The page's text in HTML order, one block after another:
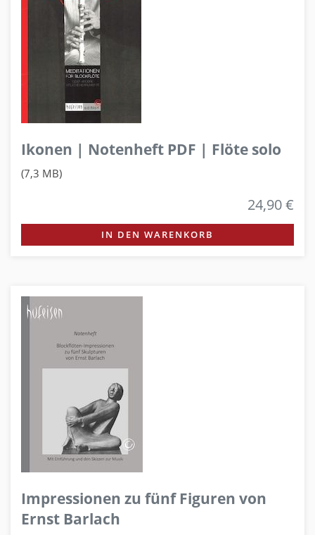
Ikonen | Notenheft PDF | Flöte solo
(7,3 MB)
24,90 €
IN DEN WARENKORB
Impressionen zu fünf Figuren von
Ernst Barlach